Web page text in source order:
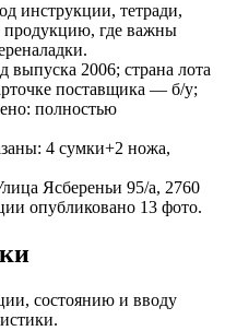
инструкции, тетради,
продукцию, где важны
выпуска 2006; страна лота
поставщика — б/у;
полностью
4 сумки+2 ножа,
Ясбереньи 95/а, 2760
опубликовано 13 фото.
состоянию и вводу